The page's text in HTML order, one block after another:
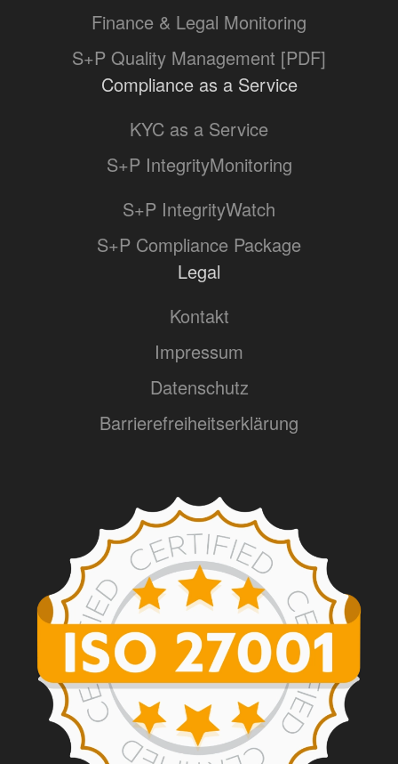
Finance & Legal Monitoring
S+P Quality Management [PDF]
Compliance as a Service
KYC as a Service
S+P IntegrityMonitoring
S+P IntegrityWatch
S+P Compliance Package
Legal
Kontakt
Impressum
Datenschutz
Barrierefreiheitserklärung